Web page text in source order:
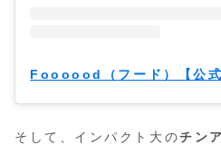
そして、インパクト大のチン